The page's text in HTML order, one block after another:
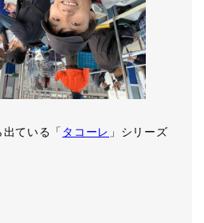
ている「 タコーレ 」シリーズ